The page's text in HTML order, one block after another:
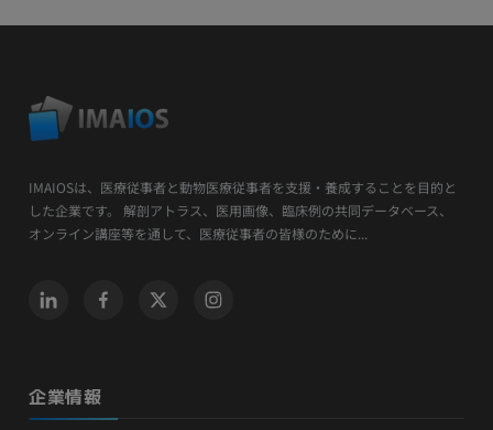
IMAIOSは、医療従事者と動物医療従事者を支援・養成することを目的と
した企業です。 解剖アトラス、医用画像、臨床例の共同データベース、
オンライン講座等を通して、医療従事者の皆様のために...
企業情報